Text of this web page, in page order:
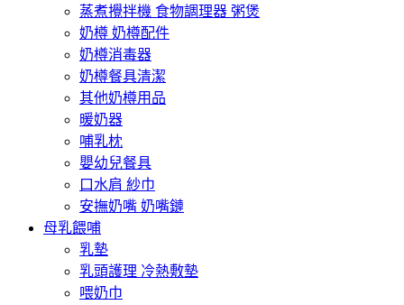
蒸煮攪拌機 食物調理器 粥煲
奶樽 奶樽配件
奶樽消毒器
奶樽餐具清潔
其他奶樽用品
暖奶器
哺乳枕
嬰幼兒餐具
口水肩 紗巾
安撫奶嘴 奶嘴鏈
母乳餵哺
乳墊
乳頭護理 冷熱敷墊
喂奶巾